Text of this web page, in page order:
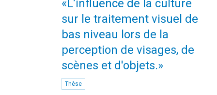
«L’influence de la culture
sur le traitement visuel de
bas niveau lors de la
perception de visages, de
scènes et d'objets.»
Thèse